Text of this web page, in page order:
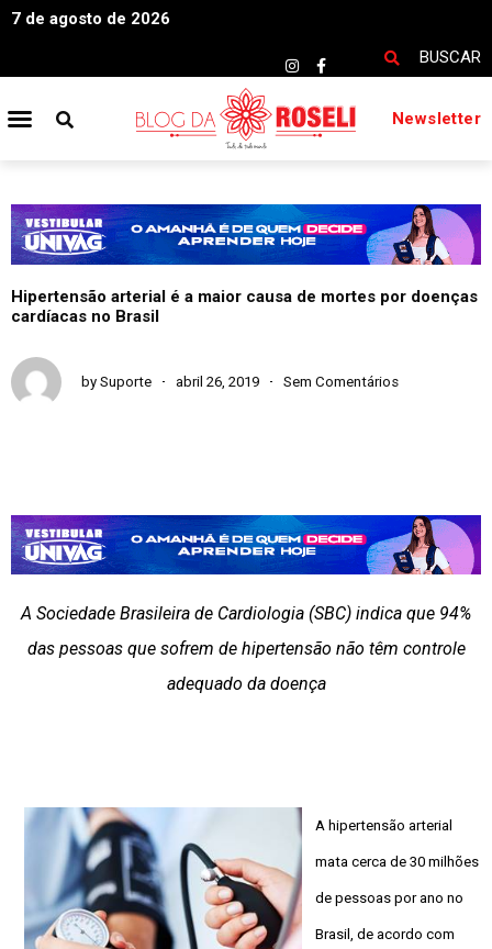
7 de agosto de 2026
BUSCAR
Newsletter
Hipertensão arterial é a maior causa de mortes por doenças
cardíacas no Brasil
by Suporte abril 26, 2019 Sem Comentários
A Sociedade Brasileira de Cardiologia (SBC) indica que 94%
das pessoas que sofrem de hipertensão não têm controle
adequado da doença
A hipertensão arterial
mata cerca de 30 milhões
de pessoas por ano no
Brasil, de acordo com